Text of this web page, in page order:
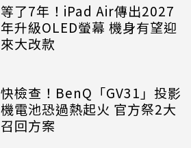
等了7年！iPad Air傳出2027
年升級OLED螢幕 機身有望迎
來大改款
快檢查！BenQ「GV31」投影
機電池恐過熱起火 官方祭2大
召回方案